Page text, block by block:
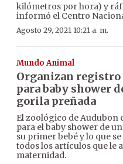
kilómetros por hora) y
informó el Centro
Agosto 29, 2021 10:21 a. m.
Mundo Animal
Organizan registro
para baby shower
gorila preñada
El zoológico de
para el baby shower de
su primer bebé y lo que
todos los artículos que le
maternidad.